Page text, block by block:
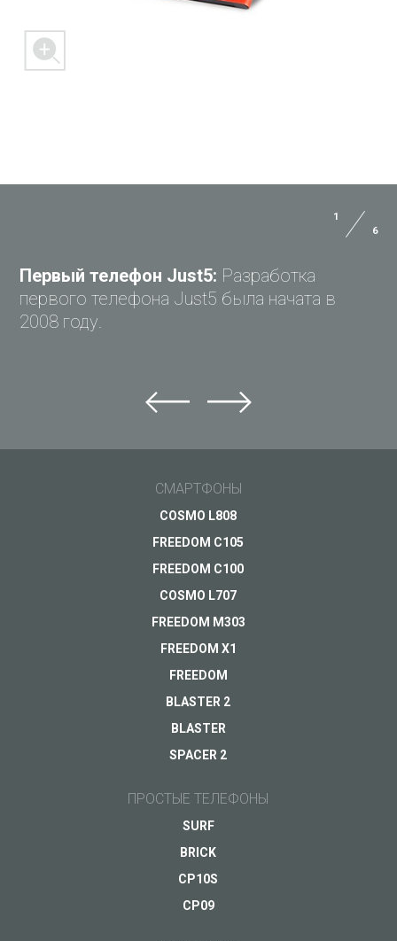
Не можете найти ответ?
1
6
Первый телефон Just5: Разработка
первого телефона Just5 была начата в
2008 году.
СМАРТФОНЫ
COSMO L808
FREEDOM C105
FREEDOM C100
COSMO L707
FREEDOM M303
FREEDOM X1
FREEDOM
BLASTER 2
BLASTER
SPACER 2
ПРОСТЫЕ ТЕЛЕФОНЫ
SURF
BRICK
CP10S
CP09